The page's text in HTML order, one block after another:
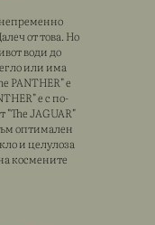
от това. Но
води до
или има
PANTHER" е
е с по-
JAGUAR"
оптимален
и целулоза
космените